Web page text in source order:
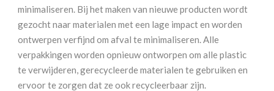
minimaliseren. Bij het maken van nieuwe producten wordt
gezocht naar materialen met een lage impact en worden
ontwerpen verfijnd om afval te minimaliseren. Alle
verpakkingen worden opnieuw ontworpen om alle plastic
te verwijderen, gerecycleerde materialen te gebruiken en
ervoor te zorgen dat ze ook recycleerbaar zijn.